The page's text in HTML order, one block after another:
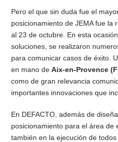
Pero el que sin duda fue el
posicionamiento de JEMA fue la
al 23 de octubre. En esta
soluciones, se realizaron
para comunicar casos de éxito.
en mano deAix-en-Provence
como de gran relevancia
importantes innovaciones que
En DEFACTO, además de
posicionamiento para el área de
también en la ejecución de